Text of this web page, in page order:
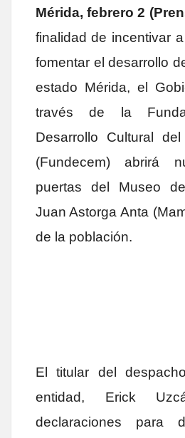
Mérida, febrero 2
finalidad de incentivar
fomentar el desarrollo
estado Mérida, el
través de la
Desarrollo Cultural
(Fundecem) abrirá
puertas del Museo
Juan Astorga Anta
de la población.
El titular del
entidad, Erick
declaraciones para